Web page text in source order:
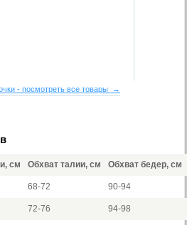
- посмотреть все товары →
см Обхват талии, см Обхват бедер, см
68-72 90-94
72-76 94-98